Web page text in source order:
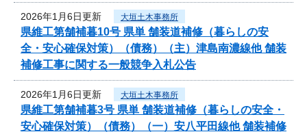
2026年1月6日更新 大垣土木事務所
県維工第舗補暮10号 県単 舗装道補修（暮らしの安
全・安心確保対策）（債務）（主）津島南濃線他 舗装
補修工事に関する一般競争入札公告
2026年1月6日更新 大垣土木事務所
県維工第舗補暮3号 県単 舗装道補修（暮らしの安全・
安心確保対策）（債務）（一）安八平田線他 舗装補修